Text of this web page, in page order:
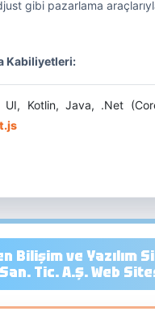
gibi pazarlama
Kabiliyetleri:
UI, Kotlin, Java, .Net
Bilişim ve Yazılım
San. Tic. A.Ş. Web